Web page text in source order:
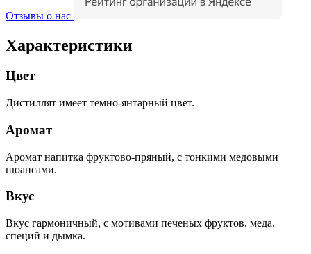
Отзывы о нас
Характеристики
Цвет
Дистиллят имеет темно-янтарный цвет.
Аромат
Аромат напитка фруктово-пряный, с тонкими медовыми
нюансами.
Вкус
Вкус гармоничный, с мотивами печеных фруктов, меда,
специй и дымка.